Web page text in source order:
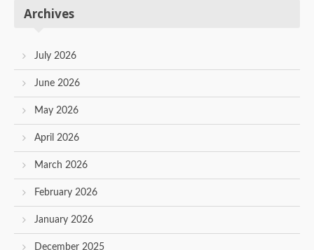
Archives
July 2026
June 2026
May 2026
April 2026
March 2026
February 2026
January 2026
December 2025